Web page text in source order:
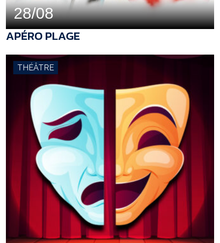
28/08
APÉRO PLAGE
THÉÂTRE